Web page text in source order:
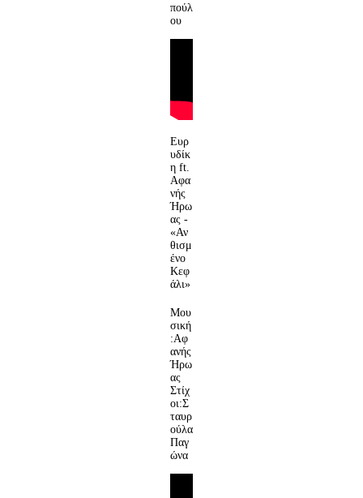
πούλ
ου
Ευρ
υδίκ
η ft.
Αφα
νής
Ήρω
ας -
«Αν
θισμ
ένο
Κεφ
άλι»
Μου
σική
:Αφ
ανής
Ήρω
ας
Στίχ
οι:Σ
ταυρ
ούλα
Παγ
ώνα